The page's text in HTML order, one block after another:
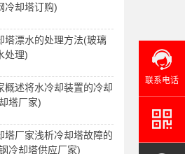
冷却塔订购)
塔漂水的处理方法(玻璃
处理)
概述将水冷却装置的冷却
塔厂家)
塔厂家浅析冷却塔故障的
冷却塔供应厂家)
联系电话